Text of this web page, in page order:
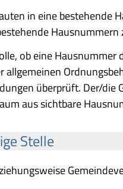
in eine bestehende
Hausnummern
ob eine
allgemeinen
überprüft. Der/
aus sichtbare
Stelle